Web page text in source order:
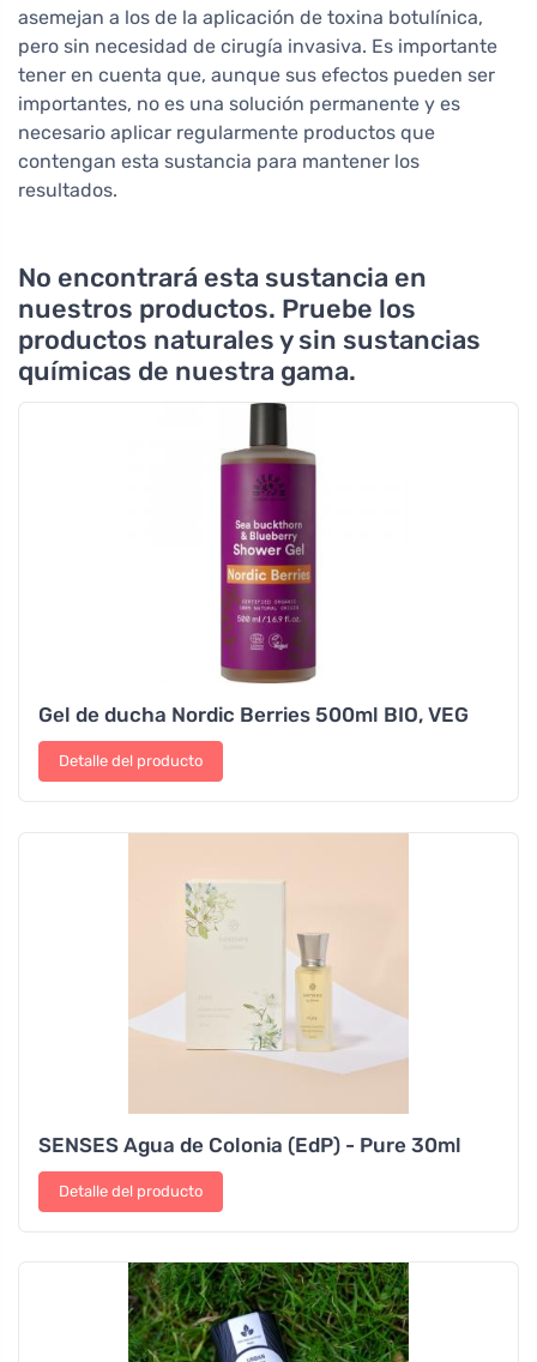
asemejan a los de la aplicación de toxina botulínica,
pero sin necesidad de cirugía invasiva. Es importante
tener en cuenta que, aunque sus efectos pueden ser
importantes, no es una solución permanente y es
necesario aplicar regularmente productos que
contengan esta sustancia para mantener los
resultados.
No encontrará esta sustancia en
nuestros productos. Pruebe los
productos naturales y sin sustancias
químicas de nuestra gama.
Gel de ducha Nordic Berries 500ml BIO, VEG
Detalle del producto
SENSES Agua de Colonia (EdP) - Pure 30ml
Detalle del producto